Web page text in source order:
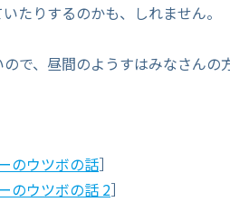
たりするのかも、しれません。
で、昼間のようすはみなさんの
のウツボの話］
のウツボの話 2］